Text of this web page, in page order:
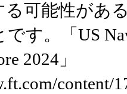
る可能性があ
す。「US
2024」
content/